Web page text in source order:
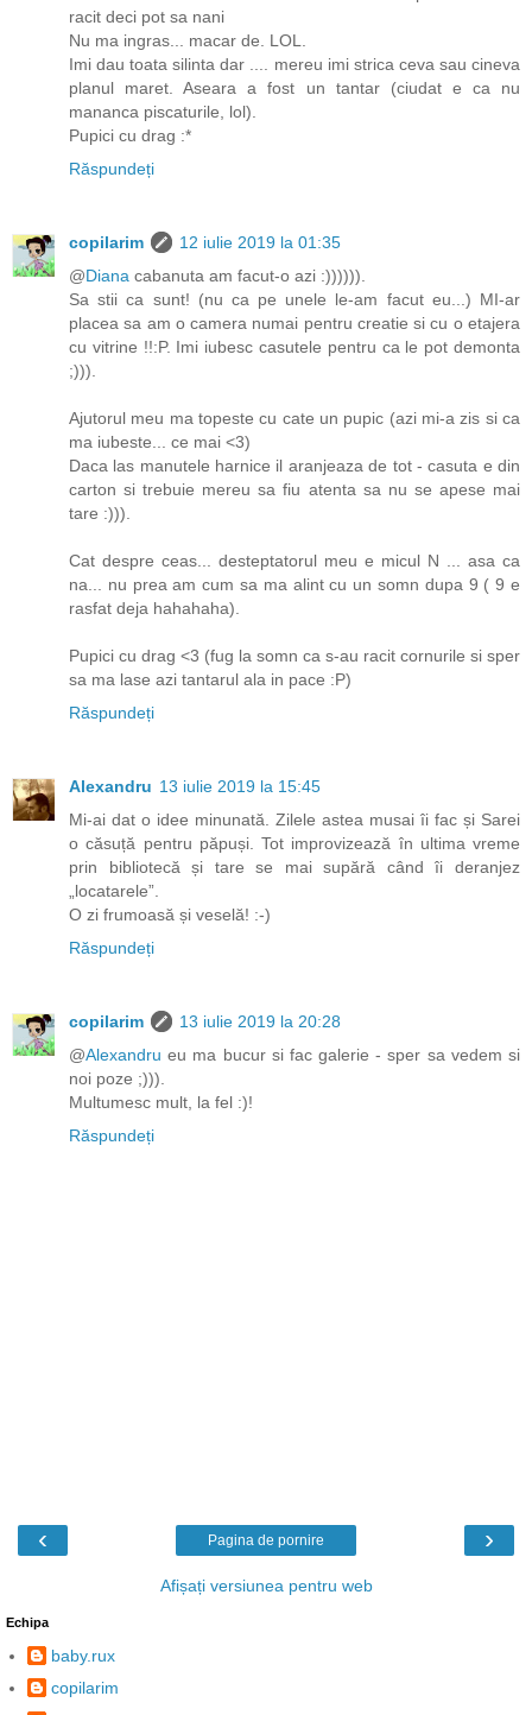
racit deci pot sa nani
Nu ma ingras... macar de. LOL.
Imi dau toata silinta dar .... mereu imi strica ceva sau cineva
planul maret. Aseara a fost un tantar (ciudat e ca nu
mananca piscaturile, lol).
Pupici cu drag :*
Răspundeți
copilarim
12 iulie 2019 la 01:35
@Diana cabanuta am facut-o azi :)))))).
Sa stii ca sunt! (nu ca pe unele le-am facut eu...) MI-ar
placea sa am o camera numai pentru creatie si cu o etajera
cu vitrine !!:P. Imi iubesc casutele pentru ca le pot demonta
;))).
Ajutorul meu ma topeste cu cate un pupic (azi mi-a zis si ca
ma iubeste... ce mai <3)
Daca las manutele harnice il aranjeaza de tot - casuta e din
carton si trebuie mereu sa fiu atenta sa nu se apese mai
tare :))).
Cat despre ceas... desteptatorul meu e micul N ... asa ca
na... nu prea am cum sa ma alint cu un somn dupa 9 ( 9 e
rasfat deja hahahaha).
Pupici cu drag <3 (fug la somn ca s-au racit cornurile si sper
sa ma lase azi tantarul ala in pace :P)
Răspundeți
Alexandru 13 iulie 2019 la 15:45
Mi-ai dat o idee minunată. Zilele astea musai îi fac și Sarei
o căsuță pentru păpuși. Tot improvizează în ultima vreme
prin bibliotecă și tare se mai supără când îi deranjez
„locatarele”.
O zi frumoasă și veselă! :-)
Răspundeți
copilarim
13 iulie 2019 la 20:28
@Alexandru eu ma bucur si fac galerie - sper sa vedem si
noi poze ;))).
Multumesc mult, la fel :)!
Răspundeți
‹ ›
Pagina de pornire
Afișați versiunea pentru web
Echipa
baby.rux
copilarim